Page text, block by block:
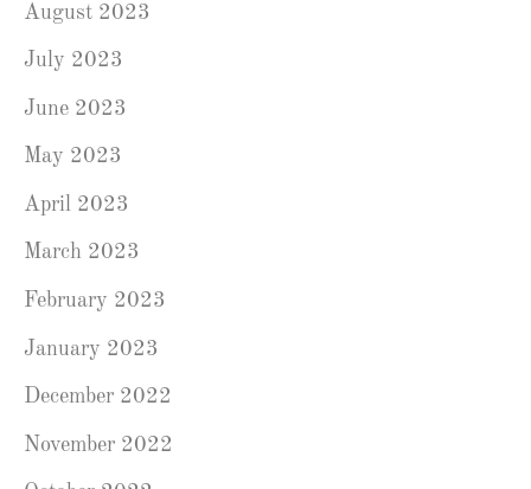
August 2023
July 2023
June 2023
May 2023
April 2023
March 2023
February 2023
January 2023
December 2022
November 2022